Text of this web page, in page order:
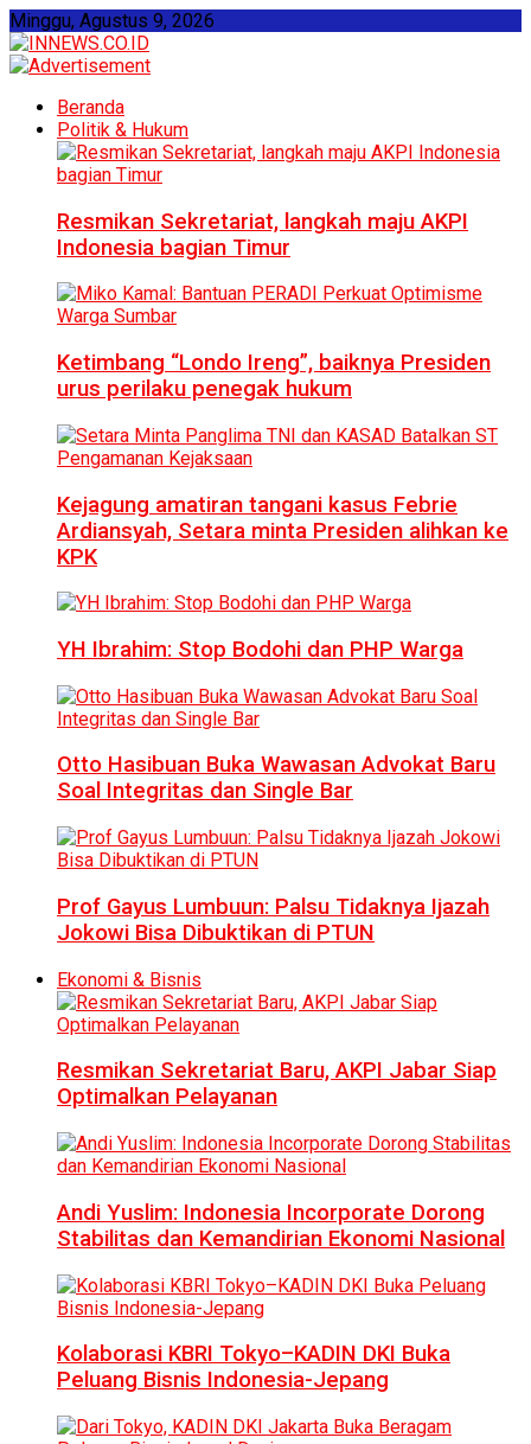
Minggu, Agustus 9, 2026
Beranda
Politik & Hukum
Resmikan Sekretariat, langkah maju AKPI
Indonesia bagian Timur
Ketimbang “Londo Ireng”, baiknya Presiden
urus perilaku penegak hukum
Kejagung amatiran tangani kasus Febrie
Ardiansyah, Setara minta Presiden alihkan ke
KPK
YH Ibrahim: Stop Bodohi dan PHP Warga
Otto Hasibuan Buka Wawasan Advokat Baru
Soal Integritas dan Single Bar
Prof Gayus Lumbuun: Palsu Tidaknya Ijazah
Jokowi Bisa Dibuktikan di PTUN
Ekonomi & Bisnis
Resmikan Sekretariat Baru, AKPI Jabar Siap
Optimalkan Pelayanan
Andi Yuslim: Indonesia Incorporate Dorong
Stabilitas dan Kemandirian Ekonomi Nasional
Kolaborasi KBRI Tokyo–KADIN DKI Buka
Peluang Bisnis Indonesia-Jepang